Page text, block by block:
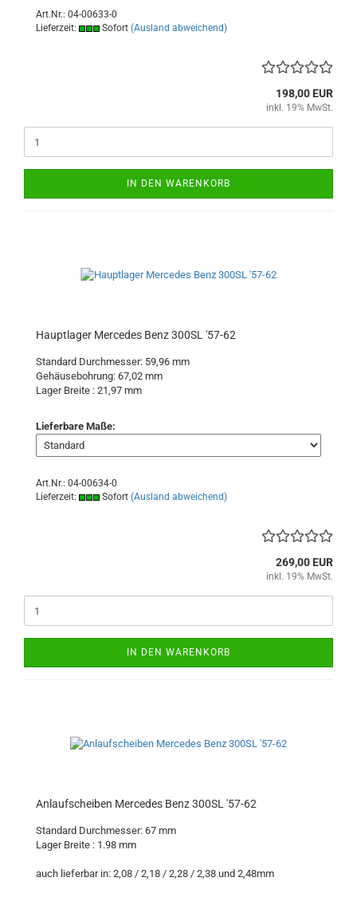
Art.Nr.: 04-00633-0
Lieferzeit:
Sofort (Ausland abweichend)
198,00 EUR
inkl. 19% MwSt.
IN DEN WARENKORB
Hauptlager Mercedes Benz 300SL '57-62
Standard Durchmesser: 59,96 mm
Gehäusebohrung: 67,02 mm
Lager Breite : 21,97 mm
Lieferbare Maße:
Art.Nr.: 04-00634-0
Lieferzeit:
Sofort (Ausland abweichend)
269,00 EUR
inkl. 19% MwSt.
IN DEN WARENKORB
Anlaufscheiben Mercedes Benz 300SL '57-62
Standard Durchmesser: 67 mm
Lager Breite : 1.98 mm
auch lieferbar in: 2,08 / 2,18 / 2,28 / 2,38 und 2,48mm